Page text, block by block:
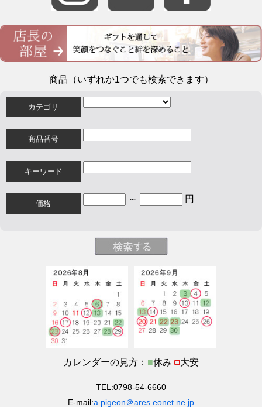
商品（いずれか1つでも検索できます）
カテゴリ
商品番号
キーワード
価格 ～ 円
カレンダーの見方： ■休み 大安
TEL:0798-54-6660
E-mail:a.pigeon＠ares.eonet.ne.jp